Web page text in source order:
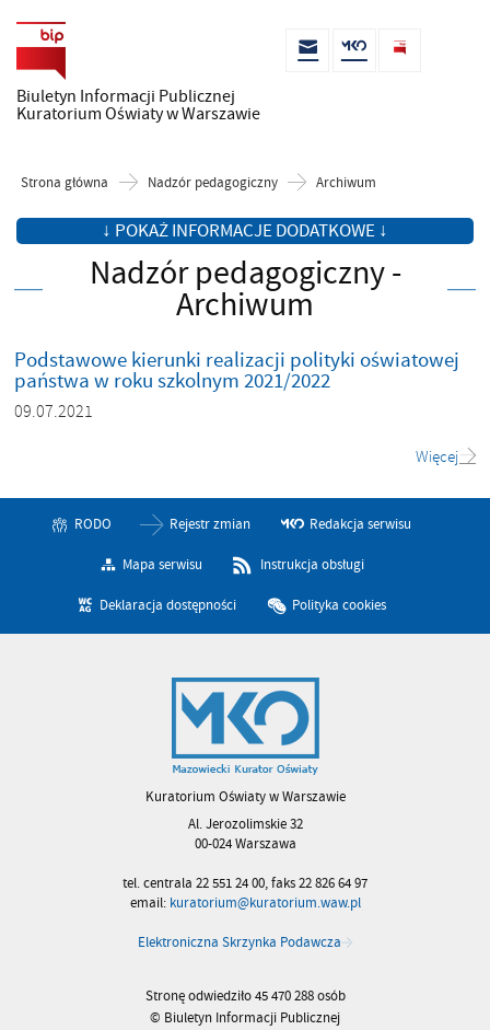
Biuletyn Informacji Publicznej
Kuratorium Oświaty w Warszawie
Strona główna Nadzór pedagogiczny Archiwum
↓ POKAŻ INFORMACJE DODATKOWE ↓
Nadzór pedagogiczny -
Archiwum
Podstawowe kierunki realizacji polityki oświatowej
państwa w roku szkolnym 2021/2022
09.07.2021
Więcej
RODO Rejestr zmian Redakcja serwisu
Mapa serwisu Instrukcja obsługi
Deklaracja dostępności Polityka cookies
Kuratorium Oświaty w Warszawie
Al. Jerozolimskie 32
00-024 Warszawa
tel. centrala 22 551 24 00, faks 22 826 64 97
email: kuratorium@kuratorium.waw.pl
Elektroniczna Skrzynka Podawcza
Stronę odwiedziło 45 470 288 osób
© Biuletyn Informacji Publicznej